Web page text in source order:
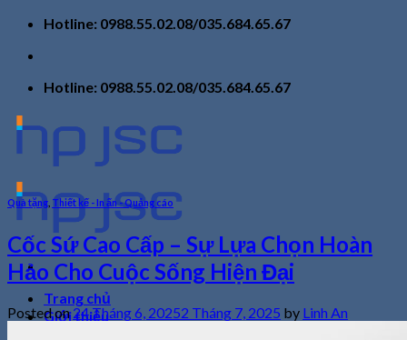
Skip
content
Hotline: 0988.55.02.08/035.684.65.67
Hotline: 0988.55.02.08/035.684.65.67
Trang chủ
Giới thiệu
Quà tặng Thiết kế - In ấn - Quảng cáo
Cốc Sứ Cao Cấp – Sự Lựa Chọn Hoàn
Hảo Cho Cuộc Sống Hiện Đại
Posted on24 Tháng 6, 20252 Tháng 7, 2025 by Linh An